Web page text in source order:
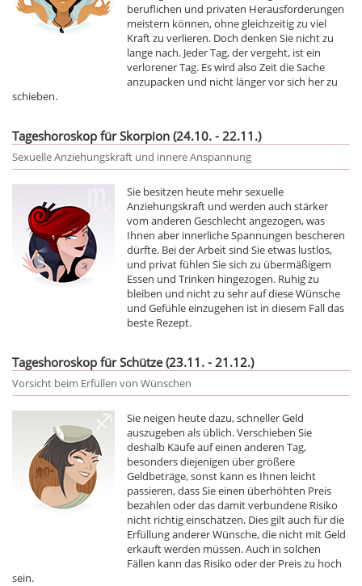
beruflichen und privaten Herausforderungen
meistern können, ohne gleichzeitig zu viel
Kraft zu verlieren. Doch denken Sie nicht zu
lange nach. Jeder Tag, der vergeht, ist ein
verlorener Tag. Es wird also Zeit die Sache
anzupacken und nicht länger vor sich her zu
schieben.
Tageshoroskop für Skorpion (24.10. - 22.11.)
Sexuelle Anziehungskraft und innere Anspannung
Sie besitzen heute mehr sexuelle
Anziehungskraft und werden auch stärker
vom anderen Geschlecht angezogen, was
Ihnen aber innerliche Spannungen bescheren
dürfte. Bei der Arbeit sind Sie etwas lustlos,
und privat fühlen Sie sich zu übermäßigem
Essen und Trinken hingezogen. Ruhig zu
bleiben und nicht zu sehr auf diese Wünsche
und Gefühle einzugehen ist in diesem Fall das
beste Rezept.
Tageshoroskop für Schütze (23.11. - 21.12.)
Vorsicht beim Erfüllen von Wünschen
Sie neigen heute dazu, schneller Geld
auszugeben als üblich. Verschieben Sie
deshalb Käufe auf einen anderen Tag,
besonders diejenigen über größere
Geldbeträge, sonst kann es Ihnen leicht
passieren, dass Sie einen überhöhten Preis
bezahlen oder das damit verbundene Risiko
nicht richtig einschätzen. Dies gilt auch für die
Erfüllung anderer Wünsche, die nicht mit Geld
erkauft werden müssen. Auch in solchen
Fällen kann das Risiko oder der Preis zu hoch
sein.